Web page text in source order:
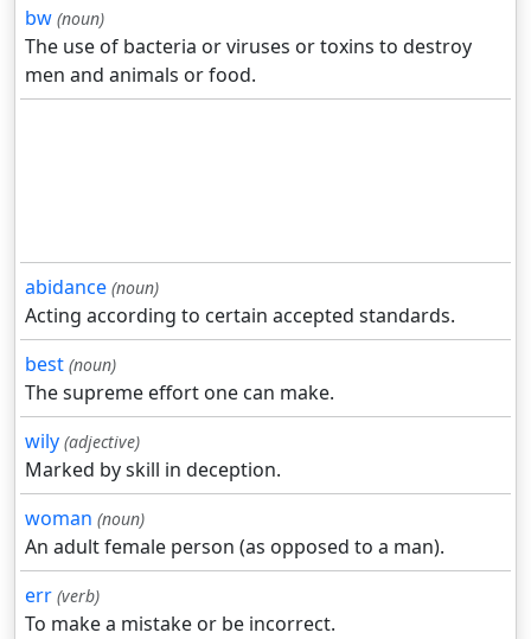
bw (noun)
The use of bacteria or viruses or toxins to destroy
men and animals or food.
abidance (noun)
Acting according to certain accepted standards.
best (noun)
The supreme effort one can make.
wily (adjective)
Marked by skill in deception.
woman (noun)
An adult female person (as opposed to a man).
err (verb)
To make a mistake or be incorrect.